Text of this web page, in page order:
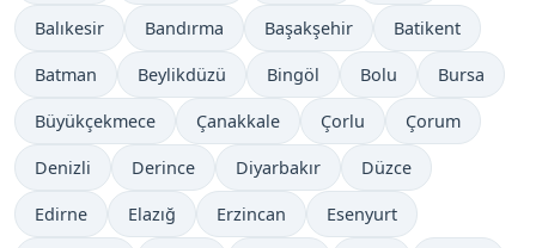
Balıkesir Bandırma Başakşehir Batikent
Batman Beylikdüzü Bingöl Bolu Bursa
Büyükçekmece Çanakkale Çorlu Çorum
Denizli Derince Diyarbakır Düzce
Edirne Elazığ Erzincan Esenyurt